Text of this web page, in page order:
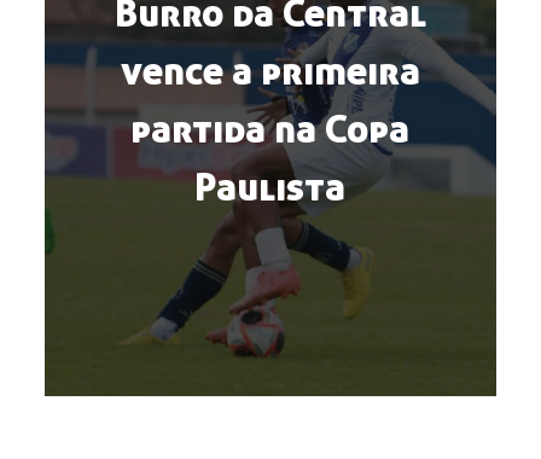
Burro da Central
vence a primeira
partida na Copa
Paulista